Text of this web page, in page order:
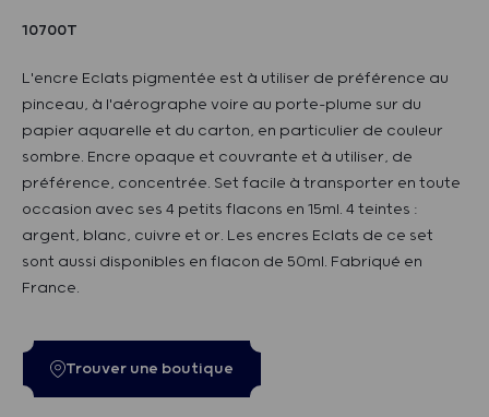
10700T
L'encre Eclats pigmentée est à utiliser de préférence au
pinceau, à l'aérographe voire au porte-plume sur du
papier aquarelle et du carton, en particulier de couleur
sombre. Encre opaque et couvrante et à utiliser, de
préférence, concentrée. Set facile à transporter en toute
occasion avec ses 4 petits flacons en 15ml. 4 teintes :
argent, blanc, cuivre et or. Les encres Eclats de ce set
sont aussi disponibles en flacon de 50ml. Fabriqué en
France.
Trouver une boutique